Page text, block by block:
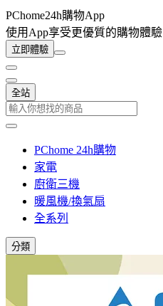
PChome24h購物App
使用App享受更優質的購物體驗
立即體驗
全站
PChome 24h購物
家電
廚衛三機
暖風機/換氣扇
全系列
分類